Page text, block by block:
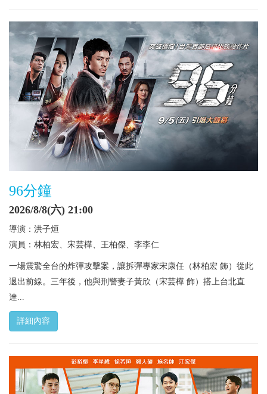
96分鐘
2026/8/8(六) 21:00
導演：洪子烜
演員：林柏宏、宋芸樺、王柏傑、李李仁
一場震驚全台的炸彈攻擊案，讓拆彈專家宋康任（林柏宏 飾）從此
退出前線。三年後，他與刑警妻子黃欣（宋芸樺 飾）搭上台北直
達...
詳細內容